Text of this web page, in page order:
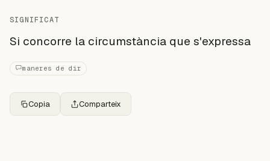
SIGNIFICAT
Si concorre la circumstància que s'expressa
maneres de dir
Copia Comparteix